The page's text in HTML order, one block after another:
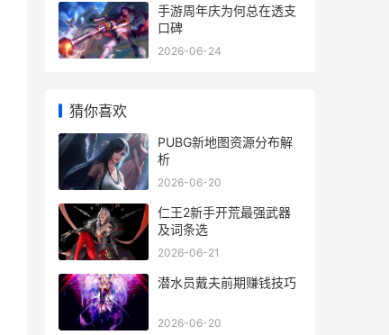
手游周年庆为何总在透支
口碑
2026-06-24
猜你喜欢
PUBG新地图资源分布解
析
2026-06-20
仁王2新手开荒最强武器
及词条选
2026-06-21
潜水员戴夫前期赚钱技巧
2026-06-20